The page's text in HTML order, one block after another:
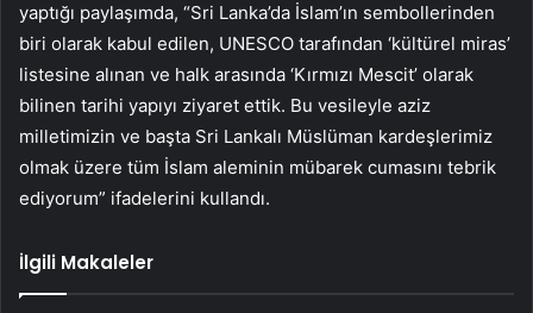
yaptığı paylaşımda, “Sri Lanka’da İslam’ın sembollerinden
biri olarak kabul edilen, UNESCO tarafından ‘kültürel miras’
listesine alınan ve halk arasında ‘Kırmızı Mescit’ olarak
bilinen tarihi yapıyı ziyaret ettik. Bu vesileyle aziz
milletimizin ve başta Sri Lankalı Müslüman kardeşlerimiz
olmak üzere tüm İslam aleminin mübarek cumasını tebrik
ediyorum” ifadelerini kullandı.
İlgili Makaleler